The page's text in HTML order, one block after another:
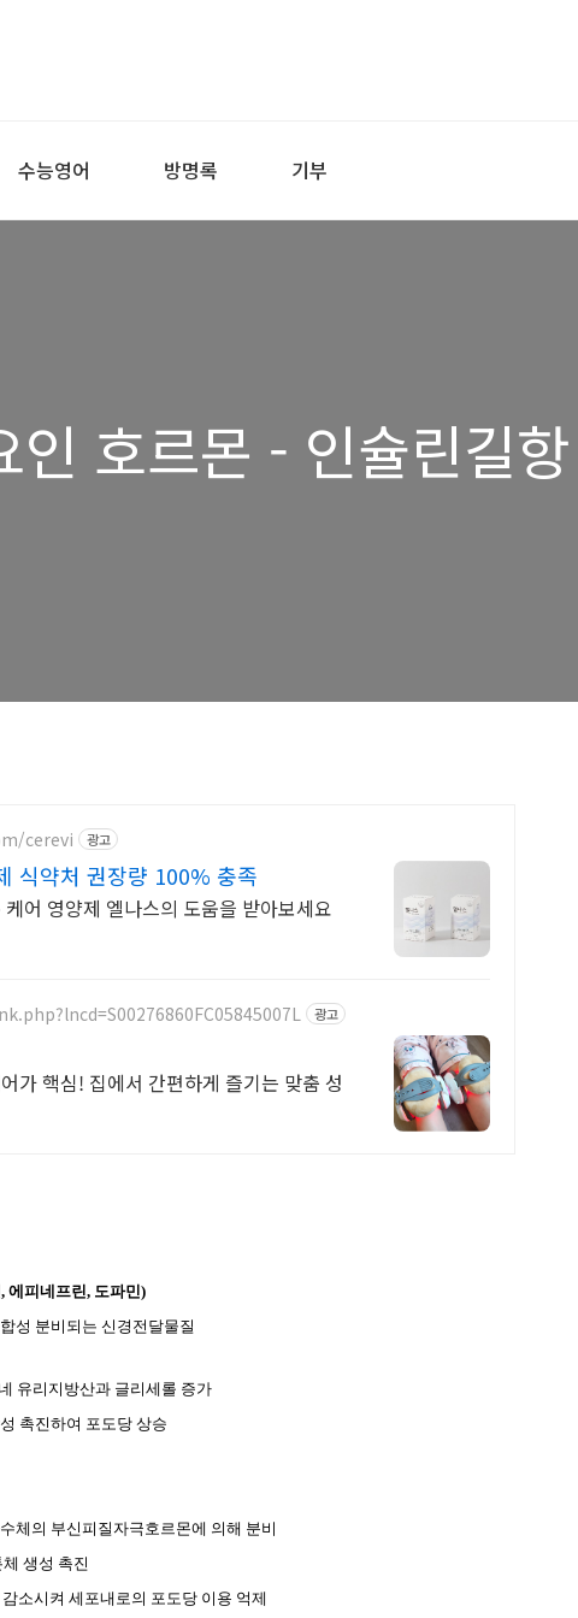
수능영어 방명록 기부
인 호르몬 - 인슐린길항
cerevi 광고
식약처 권장량 100% 충족
어 영양제 엘나스의 도움을 받아보세요
광고
가 핵심! 집에서 간편하게 즐기는 맞춤 성
, 에피네프린, 도파민)
성 분비되는 신경전달물질
유리지방산과 글리세롤 증가
촉진하여 포도당 상승
의 부신피질자극호르몬에 의해 분비
생성 촉진
소시켜 세포내로의 포도당 이용 억제